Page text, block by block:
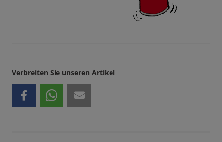
Verbreiten Sie unseren Artikel